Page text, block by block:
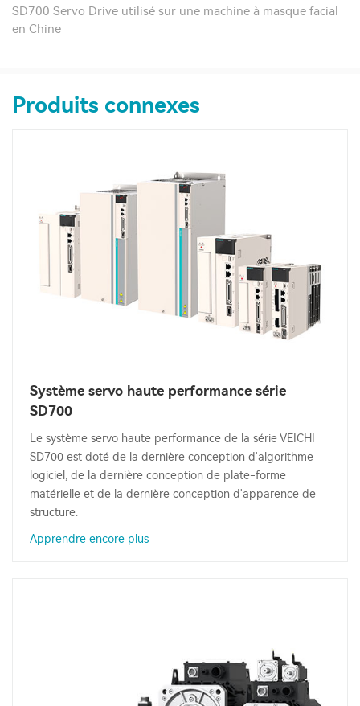
SD700 Servo Drive utilisé sur une machine à masque facial
en Chine
Produits connexes
Système servo haute performance série
SD700
Le système servo haute performance de la série VEICHI
SD700 est doté de la dernière conception d'algorithme
logiciel, de la dernière conception de plate-forme
matérielle et de la dernière conception d'apparence de
structure.
Apprendre encore plus